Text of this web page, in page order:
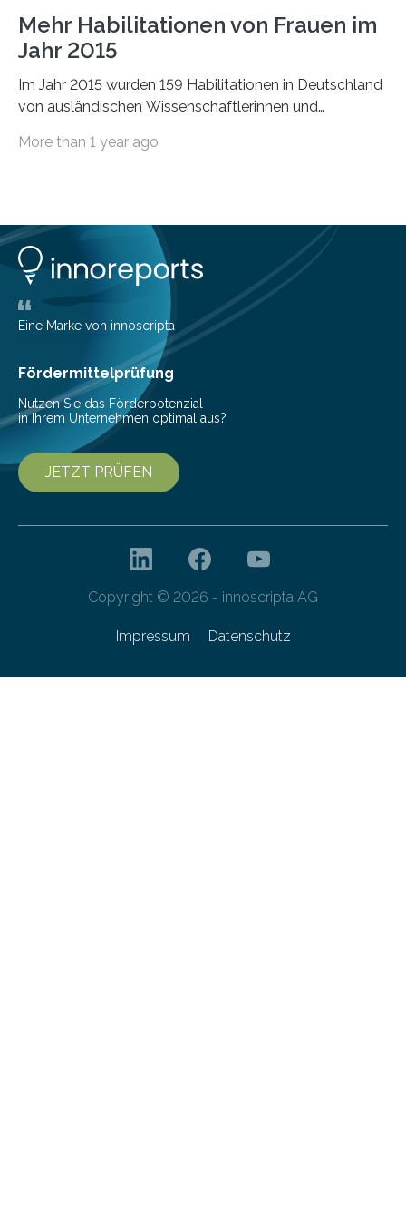
Mehr Habilitationen von Frauen im
Jahr 2015
Im Jahr 2015 wurden 159 Habilitationen in Deutschland
von ausländischen Wissenschaftlerinnen und
More than 1 year ago
Eine Marke von innoscripta
Fördermittelprüfung
Nutzen Sie das Förderpotenzial
in Ihrem Unternehmen optimal aus?
JETZT PRÜFEN
Copyright © 2026 - innoscripta AG
Impressum Datenschutz